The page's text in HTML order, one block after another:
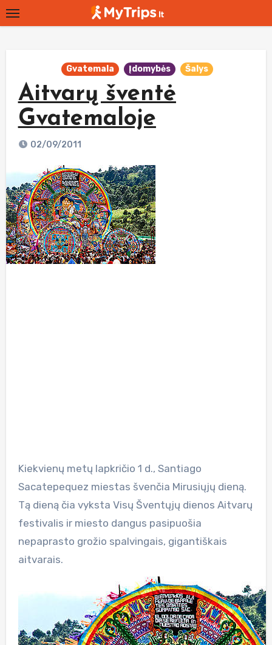
Skip
to
Gvatemala Įdomybės Šalys
Aitvarų šventė
Gvatemaloje
02/09/2011
Kiekvienų metų lapkričio 1 d., Santiago
Sacatepequez miestas švenčia Mirusiųjų dieną.
Tą dieną čia vyksta Visų Šventųjų dienos Aitvarų
festivalis ir miesto dangus pasipuošia
nepaprasto grožio spalvingais, gigantiškais
aitvarais.